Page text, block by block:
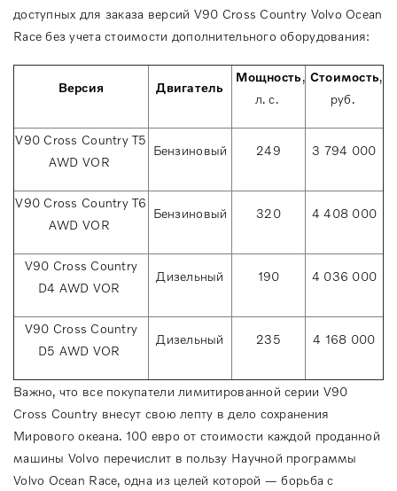
доступных для заказа версий V90 Cross Country Volvo Ocean
Race без учета стоимости дополнительного оборудования:
Версия Двигатель
Мощность,
л. с.
Стоимость,
руб.
V90 Cross Country T5
AWD VOR
Бензиновый 249 3 794 000
V90 Cross Country T6
AWD VOR
Бензиновый 320 4 408 000
V90 Cross Country
D4 AWD VOR
Дизельный 190 4 036 000
V90 Cross Country
D5 AWD VOR
Дизельный 235 4 168 000
Важно, что все покупатели лимитированной серии V90
Cross Country внесут свою лепту в дело сохранения
Мирового океана. 100 евро от стоимости каждой проданной
машины Volvo перечислит в пользу Научной программы
Volvo Ocean Race, одна из целей которой — борьба с